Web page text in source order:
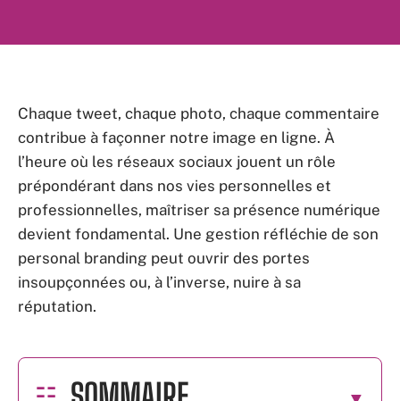
Chaque tweet, chaque photo, chaque commentaire
contribue à façonner notre image en ligne. À
l’heure où les réseaux sociaux jouent un rôle
prépondérant dans nos vies personnelles et
professionnelles, maîtriser sa présence numérique
devient fondamental. Une gestion réfléchie de son
personal branding peut ouvrir des portes
insoupçonnées ou, à l’inverse, nuire à sa
réputation.